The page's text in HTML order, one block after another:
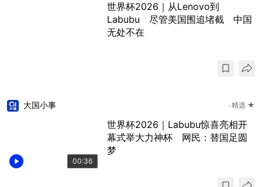
世界杯2026｜从Lenovo到
Labubu 尽管美国围追堵截 中国
无处不在
00:36
大国小事 精选 ★
世界杯2026｜Labubu惊喜亮相开
幕式举大力神杯 网民：替国足圆
梦